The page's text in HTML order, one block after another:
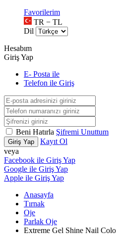
Favorilerim
TR − TL
Dil
Hesabım
Giriş Yap
E- Posta ile
Telefon ile Giriş
Beni Hatırla Şifremi Unuttum
Giriş Yap
Kayıt Ol
veya
Facebook ile Giriş Yap
Google ile Giriş Yap
Apple ile Giriş Yap
Anasayfa
Tırnak
Oje
Parlak Oje
Extreme Gel Shine Nail